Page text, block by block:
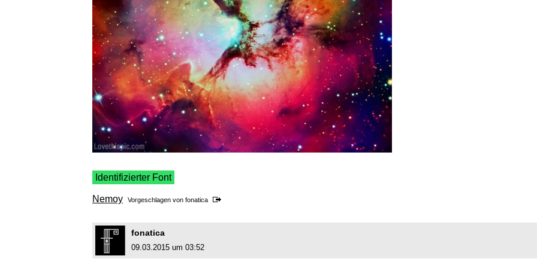
Identifizierter Font
Nemoy Vorgeschlagen von fonatica
fonatica
09.03.2015 um 03:52